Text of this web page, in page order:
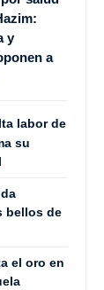
y
a
labor de
su
bellos de
el oro en